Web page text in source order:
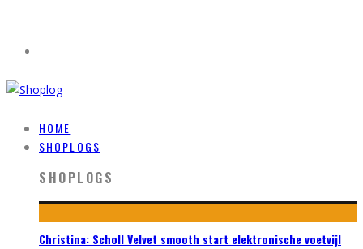
HOME
SHOPLOGS
SHOPLOGS
Christina: Scholl Velvet smooth start elektronische voetvijl